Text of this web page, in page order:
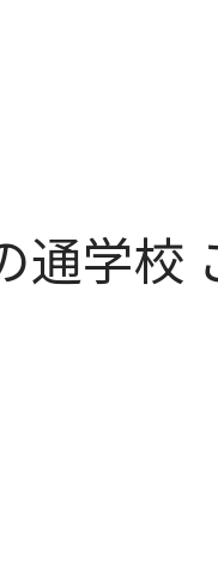
通学校